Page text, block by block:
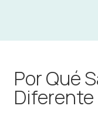
Por Qué
Diferente